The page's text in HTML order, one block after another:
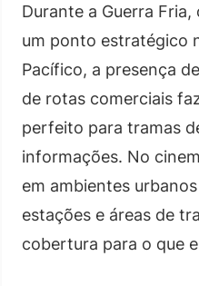
Durante a Guerra
um ponto estratégico
Pacífico, a presença
de rotas comerciais
perfeito para tramas
informações. No
em ambientes
estações e áreas de
cobertura para o que